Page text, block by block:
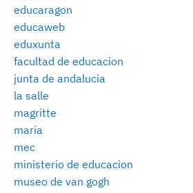
educaragon
educaweb
eduxunta
facultad de educacion
junta de andalucia
la salle
magritte
maria
mec
ministerio de educacion
museo de van gogh